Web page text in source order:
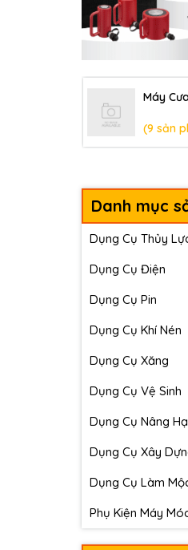
Máy
(9 sản
Danh mục
Dụng Cụ Thủy
Dụng Cụ Điện
Dụng Cụ Pin
Dụng Cụ Khí Nén
Dụng Cụ Xăng
Dụng Cụ Vệ Sinh
Dụng Cụ Nâng Hạ
Dụng Cụ Xây
Dụng Cụ Làm
Phụ Kiện Máy